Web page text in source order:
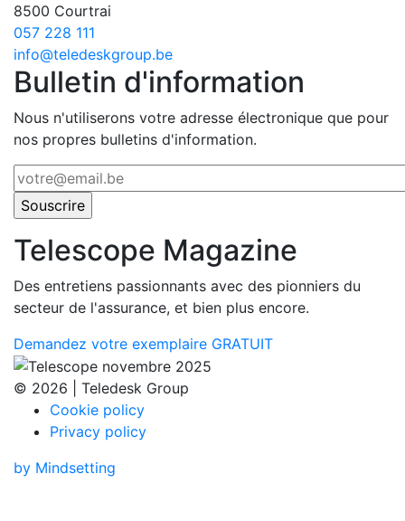
8500 Courtrai
057 228 111
info@teledeskgroup.be
Bulletin d'information
Nous n'utiliserons votre adresse électronique que pour
nos propres bulletins d'information.
Telescope Magazine
Des entretiens passionnants avec des pionniers du
secteur de l'assurance, et bien plus encore.
Demandez votre exemplaire GRATUIT
© 2026 | Teledesk Group
Cookie policy
Privacy policy
by Mindsetting